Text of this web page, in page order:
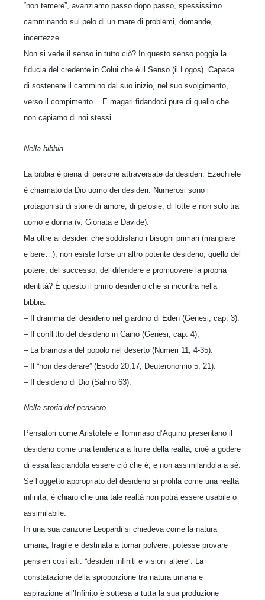
“non temere”, avanziamo passo dopo passo, spessissimo
camminando sul pelo di un mare di problemi, domande,
incertezze.
Non si vede il senso in tutto ciò? In questo senso poggia la
fiducia del credente in Colui che è il Senso (il Logos). Capace
di sostenere il cammino dal suo inizio, nel suo svolgimento,
verso il compimento... E magari fidandoci pure di quello che
non capiamo di noi stessi.
Nella bibbia
La bibbia è piena di persone attraversate da desideri. Ezechiele
è chiamato da Dio uomo dei desideri. Numerosi sono i
protagonisti di storie di amore, di gelosie, di lotte e non solo tra
uomo e donna (v. Gionata e Davide).
Ma oltre ai desideri che soddisfano i bisogni primari (mangiare
e bere…), non esiste forse un altro potente desiderio, quello del
potere, del successo, del difendere e promuovere la propria
identità? È questo il primo desiderio che si incontra nella
bibbia.
– Il dramma del desiderio nel giardino di Eden (Genesi, cap. 3).
– Il conflitto del desiderio in Caino (Genesi, cap. 4),
– La bramosia del popolo nel deserto (Numeri 11, 4-35).
– Il “non desiderare” (Esodo 20,17; Deuteronomio 5, 21).
– Il desiderio di Dio (Salmo 63).
Nella storia del pensiero
Pensatori come Aristotele e Tommaso d’Aquino presentano il
desiderio come una tendenza a fruire della realtà, cioè a godere
di essa lasciandola essere ciò che è, e non assimilandola a sé.
Se l’oggetto appropriato del desiderio si profila come una realtà
infinita, è chiaro che una tale realtà non potrà essere usabile o
assimilabile.
In una sua canzone Leopardi si chiedeva come la natura
umana, fragile e destinata a tornar polvere, potesse provare
pensieri così alti: “desideri infiniti e visioni altere”. La
constatazione della sproporzione tra natura umana e
aspirazione all’Infinito è sottesa a tutta la sua produzione